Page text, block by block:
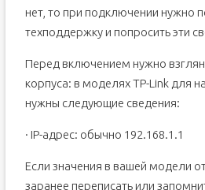
Установка и включение
Индикация
Авторизация в панели веб-
ADSL, Ethernet, USB
Настройка интернета – сложно
Настройка Wi-Fi
нет, то при подключении нужно
техподдержку и попросить эти
Перед включением нужно
корпуса: в моделях TP-Link для
нужны следующие сведения:
· IP-адрес: обычно 192.168.1.1
Если значения в вашей модели
заранее переписать или